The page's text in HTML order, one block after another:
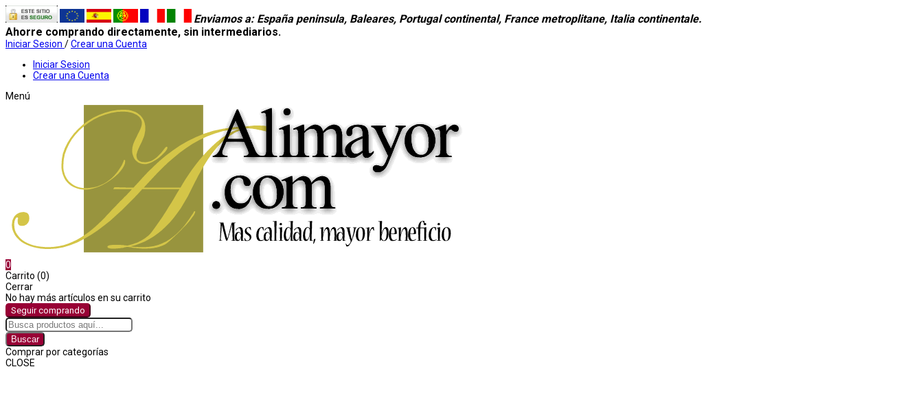
Enviamos a: España peninsula, Baleares, Portugal continental, France metroplitane, Italia continentale.
Ahorre comprando directamente, sin intermediarios.
Iniciar Sesion /Crear una Cuenta
Iniciar Sesion
Crear una Cuenta
Menú
0
Carrito (0)
Cerrar
No hay más artículos en su carrito
Seguir comprando
Buscar
Comprar por categorías
CLOSE